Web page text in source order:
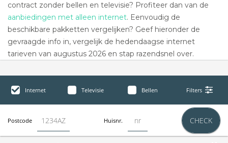
contract zonder bellen en televisie? Profiteer dan van de
aanbiedingen met alleen internet. Eenvoudig de
beschikbare pakketten vergelijken? Geef hieronder de
gevraagde info in, vergelijk de hedendaagse internet
tarieven van augustus 2026 en stap razendsnel over.
Internet Televisie Bellen Filters
Postcode Huisnr. CHECK